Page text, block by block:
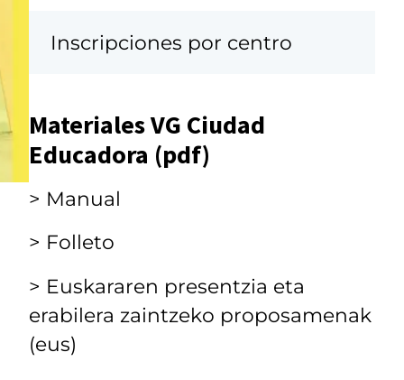
Inscripciones por centro
Materiales VG Ciudad
Educadora (pdf)
> Manual
> Folleto
> Euskararen presentzia eta
erabilera zaintzeko proposamenak
(eus)